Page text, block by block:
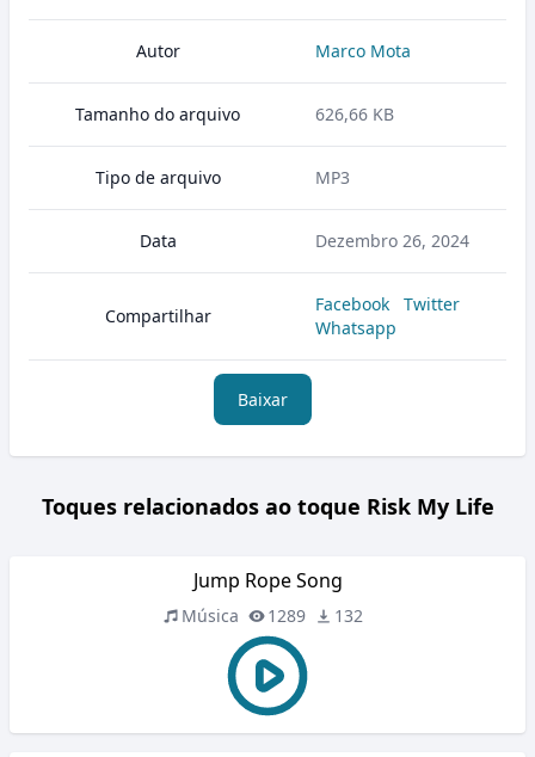
Autor Marco Mota
Tamanho do arquivo 626,66 KB
Tipo de arquivo MP3
Data Dezembro 26, 2024
Compartilhar
Facebook
Twitter
Whatsapp
Baixar
Toques relacionados ao toque Risk My Life
Jump Rope Song
Música 1289 132